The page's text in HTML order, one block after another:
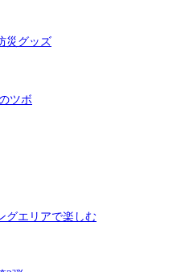
災グッズ
ツボ
グエリアで楽しむ